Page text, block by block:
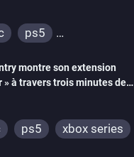
ps5
montre son extension
» à travers trois minutes de
ps5 xbox series